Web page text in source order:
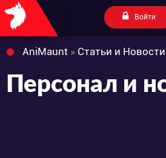
Войти
AniMaunt » Статьи и Новости